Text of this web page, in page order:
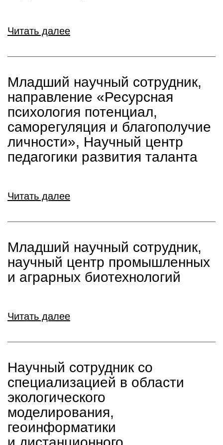
Читать далее
Младший научный сотрудник,
направление «Ресурсная
психология потенциал,
саморегуляция и благополучие
личности», Научный центр
педагогики развития таланта
Читать далее
Младший научный сотрудник,
научный центр промышленных
и аграрных биотехнологий
Читать далее
Научный сотрудник со
специализацией в области
экологического
моделирования,
геоинформатики